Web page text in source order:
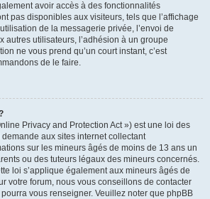
avoir accès à des fonctionnalités
pas disponibles aux visiteurs, tels que l’affichage
de la messagerie privée, l’envoi de
autres utilisateurs, l’adhésion à un groupe
ne vous prend qu’un court instant, c’est
de le faire.
Privacy and Protection Act ») est une loi des
demande aux sites internet collectant
sur les mineurs âgés de moins de 13 ans un
ou des tuteurs légaux des mineurs concernés.
loi s’applique également aux mineurs âgés de
votre forum, nous vous conseillons de contacter
vous renseigner. Veuillez noter que phpBB